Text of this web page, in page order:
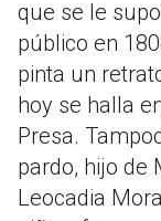
que se le
público en
pinta un
hoy se halla
Presa.
pardo, hijo de
Leocadia